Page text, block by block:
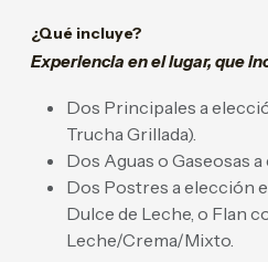
¿Qué incluye?
Experiencia en el lugar, que
Dos Principales a
Trucha Grillada).
Dos Aguas o Gaseosas
Dos Postres a elección
Dulce de Leche, o Flan
Leche/Crema/Mixto.